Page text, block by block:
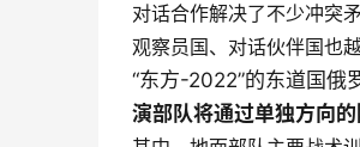
对话合作解决了不少冲突
观察员国、对话伙伴国也越
“东方-2022”的东道国俄
演部队将通过单独方向